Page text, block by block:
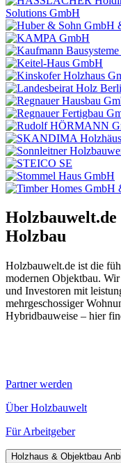
Holzbauwelt.de
Holzbau
Holzbauwelt.de ist die
modernen Objektbau.
und Investoren mit
mehrgeschossiger
Hybridbauweise – hier
Partner werden
Über Holzbauwelt
Für Arbeitgeber
Holzhaus & Objektbau